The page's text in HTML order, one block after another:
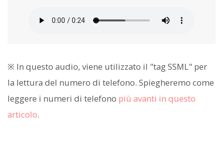
※ In questo audio, viene utilizzato il "tag SSML" per
la lettura del numero di telefono. Spiegheremo come
leggere i numeri di telefono più avanti in questo
articolo.